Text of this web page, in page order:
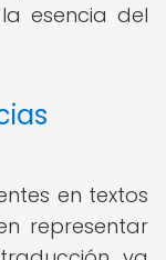
esencia del
en textos
representar